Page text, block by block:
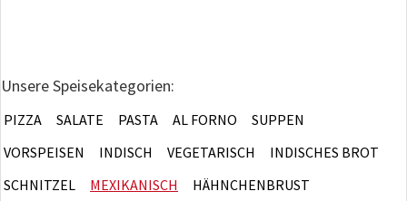
Unsere Speisekategorien:
PIZZA SALATE PASTA AL FORNO
SUPPEN
VORSPEISEN
INDISCH VEGETARISCH
INDISCHES BROT
SCHNITZEL
MEXIKANISCH
HÄHNCHENBRUST